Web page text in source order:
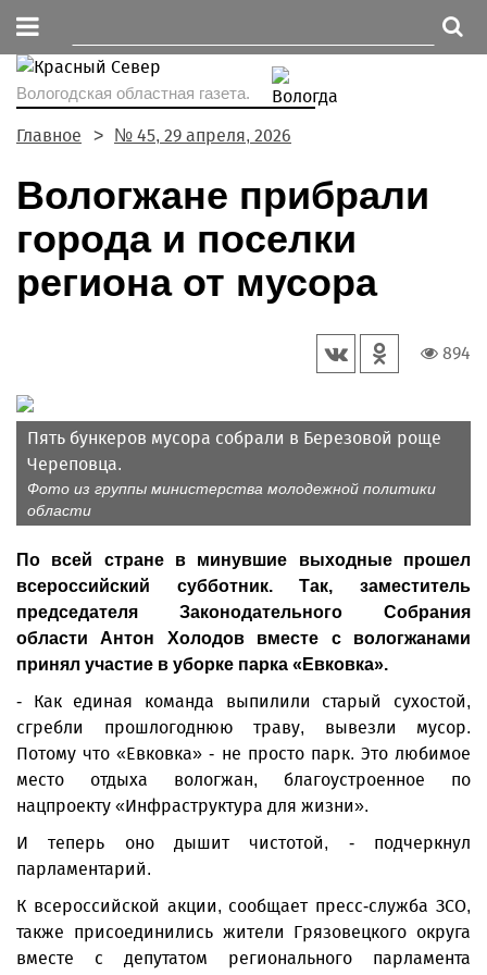
Вологодская областная газета.
Главное № 45, 29 апреля, 2026
Вологжане прибрали
города и поселки
региона от мусора
894
Пять бункеров мусора собрали в Березовой роще
Череповца.
Фото из группы министерства молодежной политики
области
По всей стране в минувшие выходные прошел
всероссийский субботник. Так, заместитель
председателя Законодательного Собрания
области Антон Холодов вместе с вологжанами
принял участие в уборке парка «Евковка».
- Как единая команда выпилили старый сухостой,
сгребли прошлогоднюю траву, вывезли мусор.
Потому что «Евковка» - не просто парк. Это любимое
место отдыха вологжан, благоустроенное по
нацпроекту «Инфраструктура для жизни».
И теперь оно дышит чистотой, - подчеркнул
парламентарий.
К всероссийской акции, сообщает пресс-служба ЗСО,
также присоединились жители Грязовецкого округа
вместе с депутатом регионального парламента